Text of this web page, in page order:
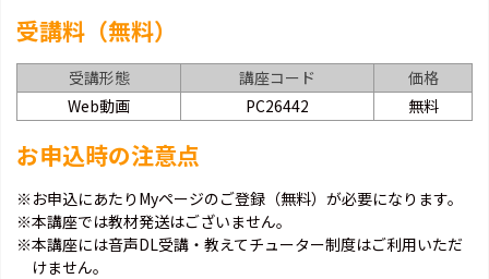
受講料（無料）
受講形態 講座コード
価格
Web動画
PC26442 無料
お申込時の注意点
※お申込にあたりMyページのご登録（無料）が必要になります。
※本講座では教材発送はございません。
※本講座には音声DL受講・教えてチューター制度はご利用いただ
けません。